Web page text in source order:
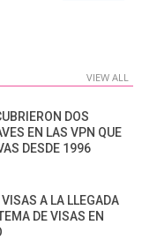
VIEW ALL
DOS
EN LAS VPN QUE
DESDE 1996
A LA LLEGADA
DE VISAS EN